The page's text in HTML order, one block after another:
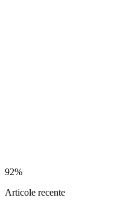
92%
Articole recente